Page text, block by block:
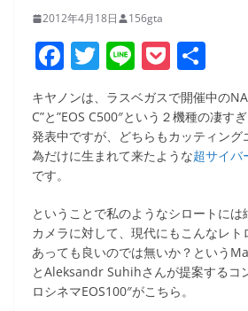
2012年4月18日 156gta
F
a
c
e
b
o
k
T
w
itt
er
Li
n
e
P
o
ck
et
有
キヤノンは、ラスベガスで開催中の
C”と”EOS C500″という２機種の凄す
発表中ですが、どちらもカッティング
為だけに生まれて来たような超サイバ
です。
ということで私のようなシロートに
カメラに対して、現代にもこんなレ
あっても良いのでは無いか？という
とAleksandr Suhihさんが提案するコ
ロシネマEOS100″がこちら。